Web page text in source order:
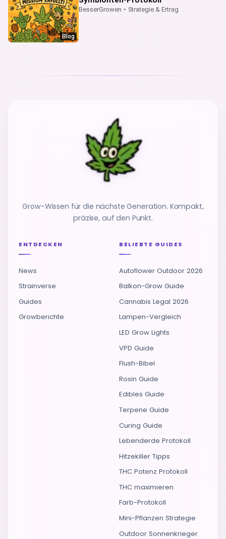
Blog
BesserGrowen • Strategie & Ertrag
Grow-Wissen für die nächste Generation. Kompakt,
präzise, auf den Punkt.
ENTDECKEN
News
Strainverse
Guides
Growberichte
BELIEBTE GUIDES
Autoflower Outdoor 2026
Balkon-Grow Guide
Cannabis Legal 2026
Lampen-Vergleich
LED Grow Lights
VPD Guide
Flush-Bibel
Rosin Guide
Edibles Guide
Terpene Guide
Curing Guide
Lebenderde Protokoll
Hitzekiller Tipps
THC Potenz Protokoll
THC maximieren
Farb-Protokoll
Mini-Pflanzen Strategie
Outdoor Sonnenkrieger